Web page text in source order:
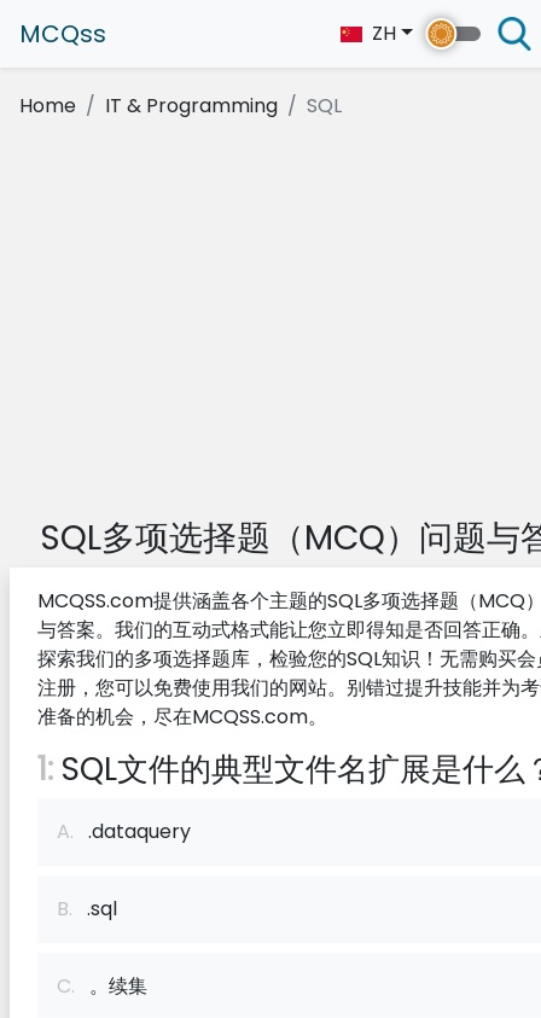
MCQss ZH
Home IT & Programming SQL
SQL多项选择题（MCQ）问题与
MCQSS.com提供涵盖各个主题的SQL多项选择题（MCQ
与答案。我们的互动式格式能让您立即得知是否回答正确
探索我们的多项选择题库，检验您的SQL知识！无需购买
注册，您可以免费使用我们的网站。别错过提升技能并为
准备的机会，尽在MCQSS.com。
1: SQL文件的典型文件名扩展是什么
A. .dataquery
B. .sql
C. 。续集